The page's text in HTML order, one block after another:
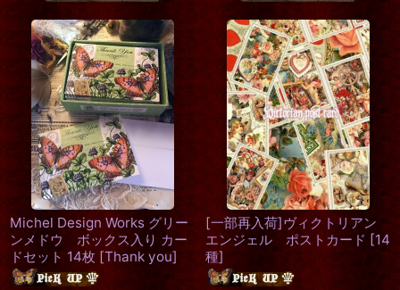
Michel Design Works グリー
ンメドウ ボックス入り カー
ドセット 14枚 [Thank you]
[一部再入荷]ヴィクトリアン
エンジェル ポストカード [14
種]